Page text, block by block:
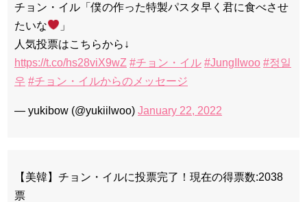
チョン・イル「僕の作った特製パスタ早く君に食べさせ
たいな
」
人気投票はこちらから↓
https://t.co/hs28viX9wZ #チョン・イル #JungIlwoo #정일
우 #チョン・イルからのメッセージ
— yukibow (@yukiilwoo) January 22, 2022
【美韓】チョン・イルに投票完了！現在の得票数:2038
票